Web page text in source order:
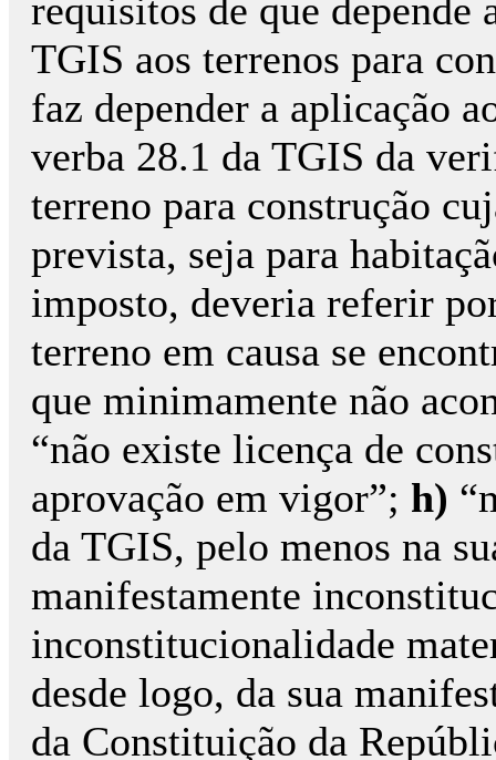
requisitos de que depende
TGIS aos terrenos para
faz depender a aplicação
verba 28.1 da TGIS da
terreno para construção
prevista, seja para
imposto, deveria referir
terreno em causa se
que minimamente não
“não existe licença de
aprovação em vigor”; h)
da TGIS, pelo menos na
manifestamente
inconstitucionalidade
desde logo, da sua
da Constituição da